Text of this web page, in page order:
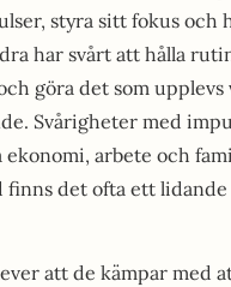
styra sitt fokus och
har svårt att hålla
göra det som upplevs
Svårigheter med
ekonomi, arbete och
finns det ofta ett
att de kämpar med